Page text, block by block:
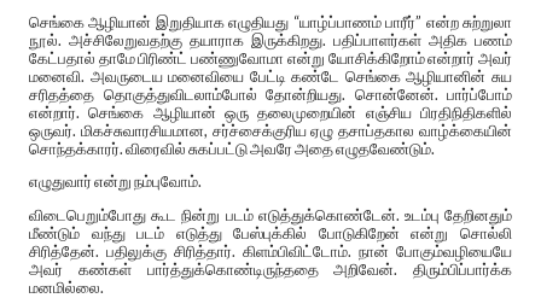
செங்கை ஆழியான் இறுதியாக எழுதியது “யாழ்ப்பாணம் பாரீர்” என்ற சுற்றுலா
நூல். அச்சிலேறுவதற்கு தயாராக இருக்கிறது. பதிப்பாளர்கள் அதிக பணம்
கேட்பதால் தாமே பிரிண்ட் பண்ணுவோமா என்று யோசிக்கிறோம் என்றார் அவர்
மனைவி. அவருடைய மனைவியை பேட்டி கண்டே செங்கை ஆழியானின் சுய
சரிதத்தை தொகுத்துவிடலாம்போல் தோன்றியது. சொன்னேன். பார்ப்போம்
என்றார். செங்கை ஆழியான் ஒரு தலைமுறையின் எஞ்சிய பிரதிநிதிகளில்
ஒருவர். மிகச்சுவாரசியமான, சர்ச்சைக்குரிய ஏழு தசாப்தகால வாழ்க்கையின்
சொந்தக்காரர். விரைவில் சுகப்பட்டு அவரே அதை எழுதவேண்டும்.
எழுதுவார் என்று நம்புவோம்.
விடைபெறும்போது கூட நின்று படம் எடுத்துக்கொண்டேன். உடம்பு தேறினதும்
மீண்டும் வந்து படம் எடுத்து பேஸ்புக்கில் போடுகிறேன் என்று சொல்லி
சிரித்தேன். பதிலுக்கு சிரித்தார். கிளம்பிவிட்டோம். நான் போகும்வழியையே
அவர் கண்கள் பார்த்துக்கொண்டிருந்ததை அறிவேன். திரும்பிப்பார்க்க
மனமில்லை.